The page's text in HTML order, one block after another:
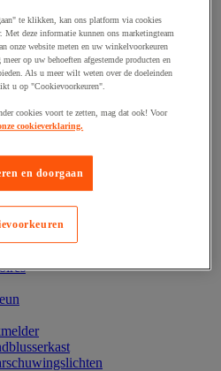
te klikken, kan ons platform via cookies
deze informatie kunnen ons marketingteam
onze website meten en uw winkelvoorkeuren
op uw behoeften afgestemde producten en
Als u meer wilt weten over de doeleinden
u op "Cookievoorkeuren".
cookies voort te zetten, mag dat ook! Voor
cookieverklaring.
en doorgaan